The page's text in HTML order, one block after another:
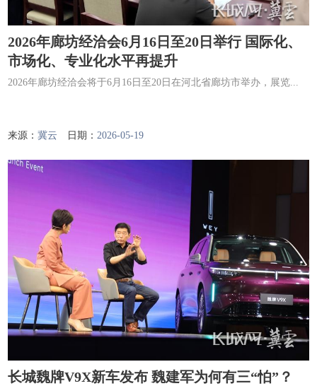
2026年廊坊经洽会6月16日至20日举行 国际化、
市场化、专业化水平再提升
2026年廊坊经洽会将于6月16日至20日在河北省廊坊市举办，展览...
来源：冀云 日期： 2026-05-19
长城魏牌V9X新车发布 魏建军为何有三“怕”？